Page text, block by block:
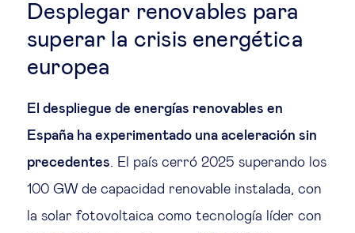
Desplegar renovables para
superar la crisis energética
europea
El despliegue de energías renovables en
España ha experimentado una aceleración sin
precedentes . El país cerró 2025 superando los
100 GW de capacidad renovable instalada, con
la solar fotovoltaica como tecnología líder con